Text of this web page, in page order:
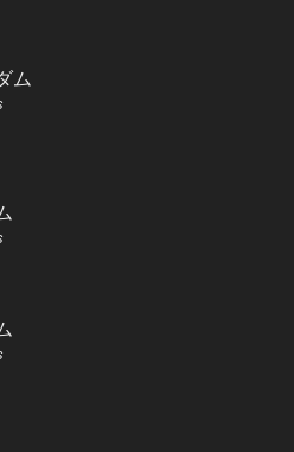
ム